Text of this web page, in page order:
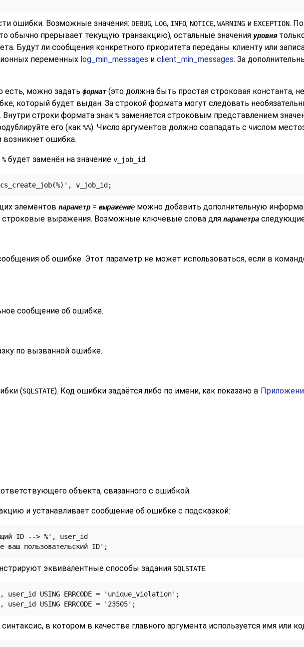
ошибки. Возможные значения: DEBUG, LOG, INFO, NOTICE, WARNING и EXCEPTION.
обычно прерывает текущую транзакцию), остальные значения уровня
Будут ли сообщения конкретного приоритета переданы клиенту или
переменных log_min_messages и client_min_messages. За
есть, можно задать формат (это должна быть простая строковая константа,
который будет выдан. За строкой формата могут следовать
строки формата знак %заменяется строковым представлением
его (как %%). Число аргументов должно совпадать с числом
возникнет ошибка.
%будет заменён на значение v_job_id:
cs_create_job(%)', v_job_id;
элементов параметр = выражение можно добавить дополнительную
выражения. Возможные ключевые слова для параметра
об ошибке. Этот параметр не может использоваться, если в
сообщение об ошибке.
по вызванной ошибке.
(SQLSTATE). Код ошибки задаётся либо по имени, как показано в
объекта, связанного с ошибкой.
и устанавливает сообщение об ошибке с подсказкой:
ID --> %', user_id
ваш пользовательский ID';
эквивалентные способы задания SQLSTATE:
USING ERRCODE = 'unique_violation';
USING ERRCODE = '23505';
в котором в качестве главного аргумента используется имя или